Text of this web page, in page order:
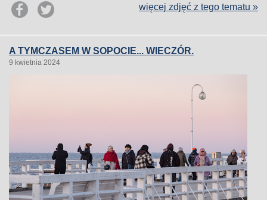
więcej zdjęć z tego tematu »
A TYMCZASEM W SOPOCIE... WIECZÓR.
9 kwietnia 2024